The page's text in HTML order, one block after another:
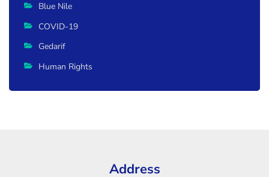
Blue Nile
COVID-19
Gedarif
Human Rights
Address